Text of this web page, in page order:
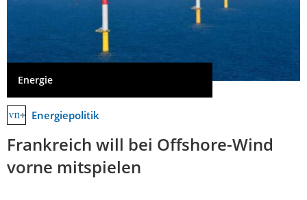
Energie
Energiepolitik
Frankreich will bei Offshore-Wind
vorne mitspielen